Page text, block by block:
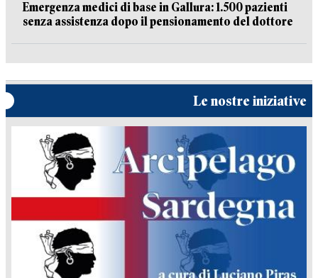
Emergenza medici di base in Gallura: 1.500 pazienti
senza assistenza dopo il pensionamento del dottore
Le nostre iniziative